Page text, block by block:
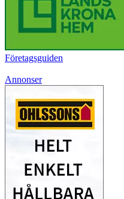
Företagsguiden
Annonser